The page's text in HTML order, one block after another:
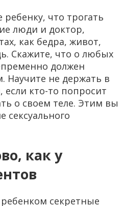
что трогать
люди и доктор,
как бедра, живот,
Скажите, что о любых
должен
Научите не держать в
если кто-то попросит
о своем теле. Этим вы
сексуального
как у
секретные